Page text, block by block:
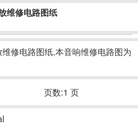
维修电路图纸
修电路图纸,本音响维修电路图为
页数:1 页